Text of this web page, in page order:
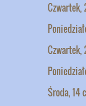
Czwartek,
Czwartek,
Środa, 14